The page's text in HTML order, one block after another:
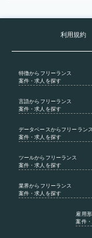
利用規約
特徴からフリーランス
案件・求人を探す
言語からフリーランス
案件・求人を探す
データベース からフリーランス
案件・求人を探す
ツールからフリーランス
案件・求人を探す
業界からフリーランス
案件・求人を探す
雇用
案件